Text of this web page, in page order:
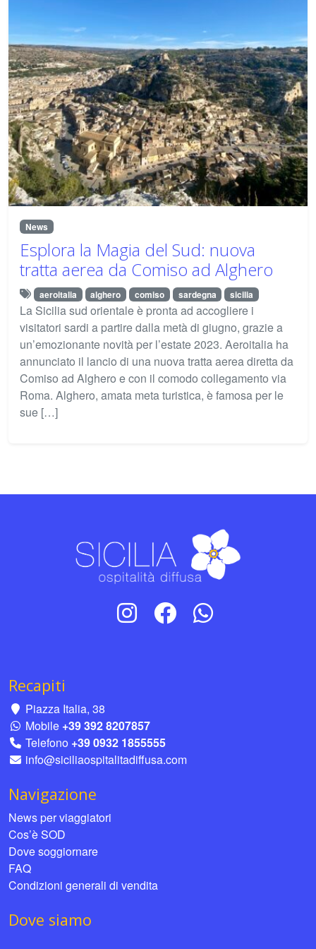
News
Esplora la Magia del Sud: nuova
tratta aerea da Comiso ad Alghero
aeroitalia alghero comiso sardegna sicilia
La Sicilia sud orientale è pronta ad accogliere i
visitatori sardi a partire dalla metà di giugno, grazie a
un’emozionante novità per l’estate 2023. Aeroitalia ha
annunciato il lancio di una nuova tratta aerea diretta da
Comiso ad Alghero e con il comodo collegamento via
Roma. Alghero, amata meta turistica, è famosa per le
sue […]
Recapiti
Piazza Italia, 38
Mobile +39 392 8207857
Telefono +39 0932 1855555
info@siciliaospitalitadiffusa.com
Navigazione
News per viaggiatori
Cos’è SOD
Dove soggiornare
FAQ
Condizioni generali di vendita
Dove siamo